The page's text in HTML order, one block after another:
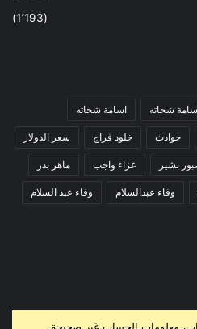
(1٬193)
شحاته اسامة شحاته
حوادث خلود فراج سعر الدولار
بشير عزاء واجب ماهر بدر
وفاء عبدالسلام وفاء عبد السلام